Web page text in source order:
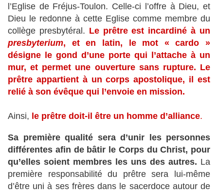
l’Eglise de Fréjus-Toulon. Celle-ci l’offre à Dieu, et
Dieu le redonne à cette Eglise comme membre du
collège presbytéral. Le prêtre est incardiné à un
presbyterium, et en latin, le mot « cardo »
désigne le gond d’une porte qui l’attache à un
mur, et permet une ouverture sans rupture. Le
prêtre appartient à un corps apostolique, il est
relié à son évêque qui l’envoie en mission.
Ainsi, le prêtre doit-il être un homme d’alliance.
Sa première qualité sera d’unir les personnes
différentes afin de bâtir le Corps du Christ, pour
qu’elles soient membres les uns des autres. La
première responsabilité du prêtre sera lui-même
d’être uni à ses frères dans le sacerdoce autour de